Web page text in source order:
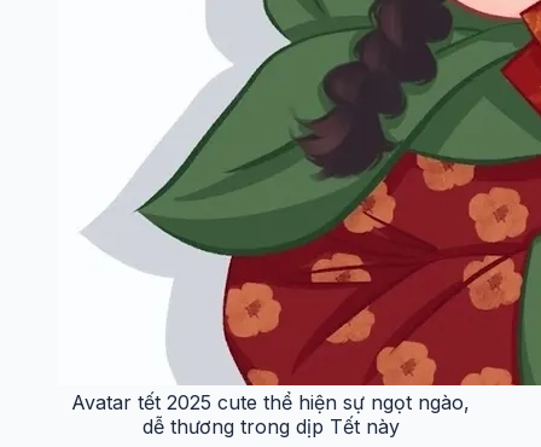
Avatar tết 2025 cute thể hiện sự ngọt ngào,
dễ thương trong dịp Tết này